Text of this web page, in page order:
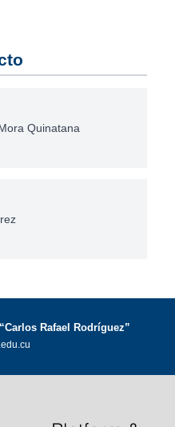
Quinatana
Rafael Rodríguez”